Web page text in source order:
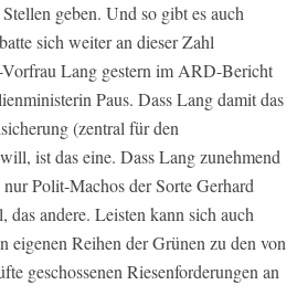
geben. Und so gibt es auch
sich weiter an dieser Zahl
Lang gestern im ARD-Bericht
Paus. Dass Lang damit das
(zentral für den
ist das eine. Dass Lang zunehmend
Polit-Machos der Sorte Gerhard
andere. Leisten kann sich auch
eigenen Reihen der Grünen zu den von
geschossenen Riesenforderungen an